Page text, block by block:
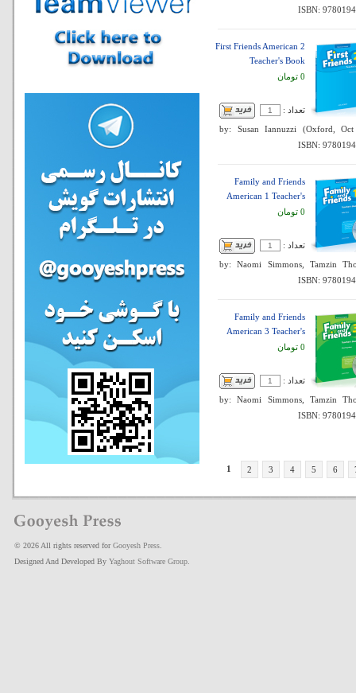
ISBN:
First Friends American 2
Teacher's Book
0 تومان
تعداد :
by: Susan Iannuzzi (Oxford,
ISBN:
Family and Friends
American 1 Teacher's
0 تومان
تعداد :
by: Naomi Simmons, Tamzin
ISBN:
Family and Friends
American 3 Teacher's
0 تومان
تعداد :
by: Naomi Simmons, Tamzin
ISBN:
1 2 3 4 5 6
© 2026 All rights reserved forGooyesh Press
Designed And Developed By Yaghout Software Group